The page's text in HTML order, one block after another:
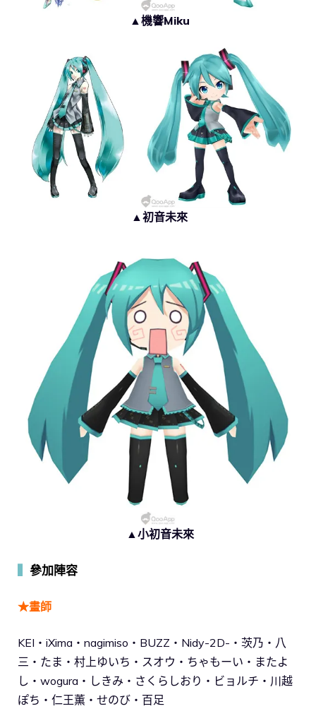
▲機響Miku
▲初音未來
▲小初音未來
參加陣容
★畫師
KEI・iXima・nagimiso・BUZZ・Nidy-2D-・茨乃・八
三・たま・村上ゆいち・スオウ・ちゃもーい・またよ
し・wogura・しきみ・さくらしおり・ビョルチ・川越
ぽち・仁王薫・せのび・百足